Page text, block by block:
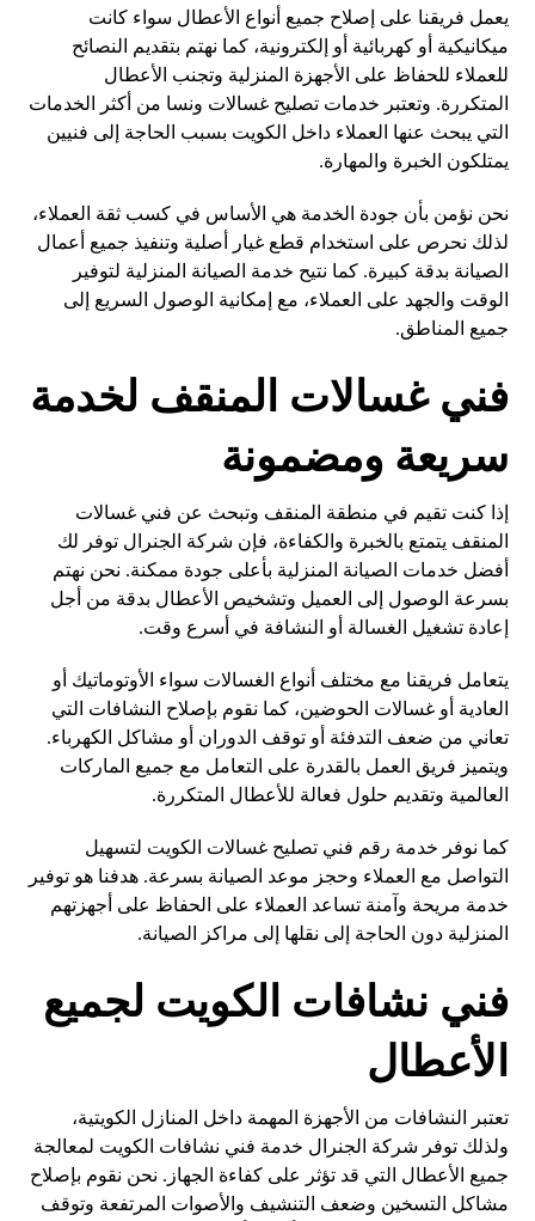
يعمل فريقنا على إصلاح جميع أنواع الأعطال سواء كانت
ميكانيكية أو كهربائية أو إلكترونية، كما نهتم بتقديم النصائح
للعملاء للحفاظ على الأجهزة المنزلية وتجنب الأعطال
المتكررة. وتعتبر خدمات تصليح غسالات ونسا من أكثر الخدمات
التي يبحث عنها العملاء داخل الكويت بسبب الحاجة إلى فنيين
يمتلكون الخبرة والمهارة.
نحن نؤمن بأن جودة الخدمة هي الأساس في كسب ثقة العملاء،
لذلك نحرص على استخدام قطع غيار أصلية وتنفيذ جميع أعمال
الصيانة بدقة كبيرة. كما نتيح خدمة الصيانة المنزلية لتوفير
الوقت والجهد على العملاء، مع إمكانية الوصول السريع إلى
جميع المناطق.
فني غسالات المنقف لخدمة
سريعة ومضمونة
إذا كنت تقيم في منطقة المنقف وتبحث عن فني غسالات
المنقف يتمتع بالخبرة والكفاءة، فإن شركة الجنرال توفر لك
أفضل خدمات الصيانة المنزلية بأعلى جودة ممكنة. نحن نهتم
بسرعة الوصول إلى العميل وتشخيص الأعطال بدقة من أجل
إعادة تشغيل الغسالة أو النشافة في أسرع وقت.
يتعامل فريقنا مع مختلف أنواع الغسالات سواء الأوتوماتيك أو
العادية أو غسالات الحوضين، كما نقوم بإصلاح النشافات التي
تعاني من ضعف التدفئة أو توقف الدوران أو مشاكل الكهرباء.
ويتميز فريق العمل بالقدرة على التعامل مع جميع الماركات
العالمية وتقديم حلول فعالة للأعطال المتكررة.
كما نوفر خدمة رقم فني تصليح غسالات الكويت لتسهيل
التواصل مع العملاء وحجز موعد الصيانة بسرعة. هدفنا هو توفير
خدمة مريحة وآمنة تساعد العملاء على الحفاظ على أجهزتهم
المنزلية دون الحاجة إلى نقلها إلى مراكز الصيانة.
فني نشافات الكويت لجميع
الأعطال
تعتبر النشافات من الأجهزة المهمة داخل المنازل الكويتية،
ولذلك توفر شركة الجنرال خدمة فني نشافات الكويت لمعالجة
جميع الأعطال التي قد تؤثر على كفاءة الجهاز. نحن نقوم بإصلاح
مشاكل التسخين وضعف التنشيف والأصوات المرتفعة وتوقف